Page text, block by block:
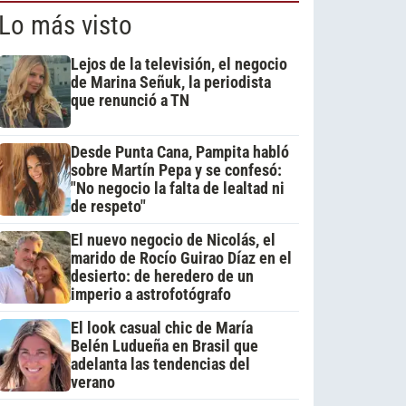
más visto
Lejos de la televisión, el negocio
de Marina Señuk, la periodista
que renunció a TN
Desde Punta Cana, Pampita habló
sobre Martín Pepa y se confesó:
"No negocio la falta de lealtad ni
de respeto"
El nuevo negocio de Nicolás, el
marido de Rocío Guirao Díaz en el
desierto: de heredero de un
imperio a astrofotógrafo
El look casual chic de María
Belén Ludueña en Brasil que
adelanta las tendencias del
verano